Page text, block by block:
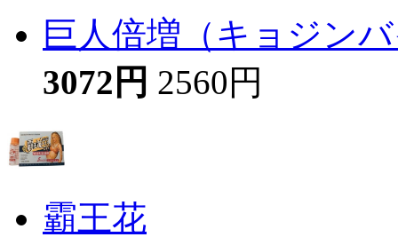
巨人倍増（キョジン
3072円 2560円
霸王花